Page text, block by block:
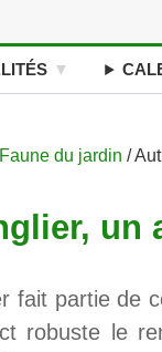
Faune du jardin /
un
fait partie de
robuste le